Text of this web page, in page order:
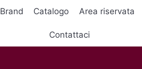
Brand Catalogo Area riservata
Contattaci